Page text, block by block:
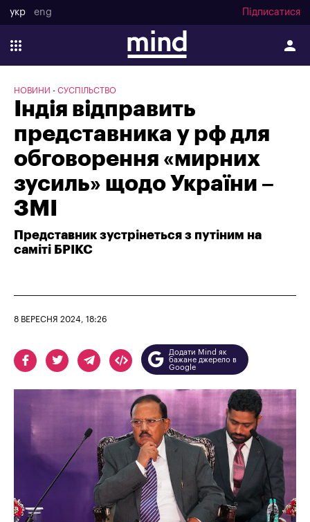
укр eng Підписатися
НОВИНИ СУСПІЛЬСТВО
Індія відправить
представника у рф для
обговорення «мирних
зусиль» щодо України –
ЗМІ
Представник зустрінеться з путіним на
саміті БРІКС
8 ВЕРЕСНЯ 2024, 18:26
Додати Mind як
бажане джерело в
Google